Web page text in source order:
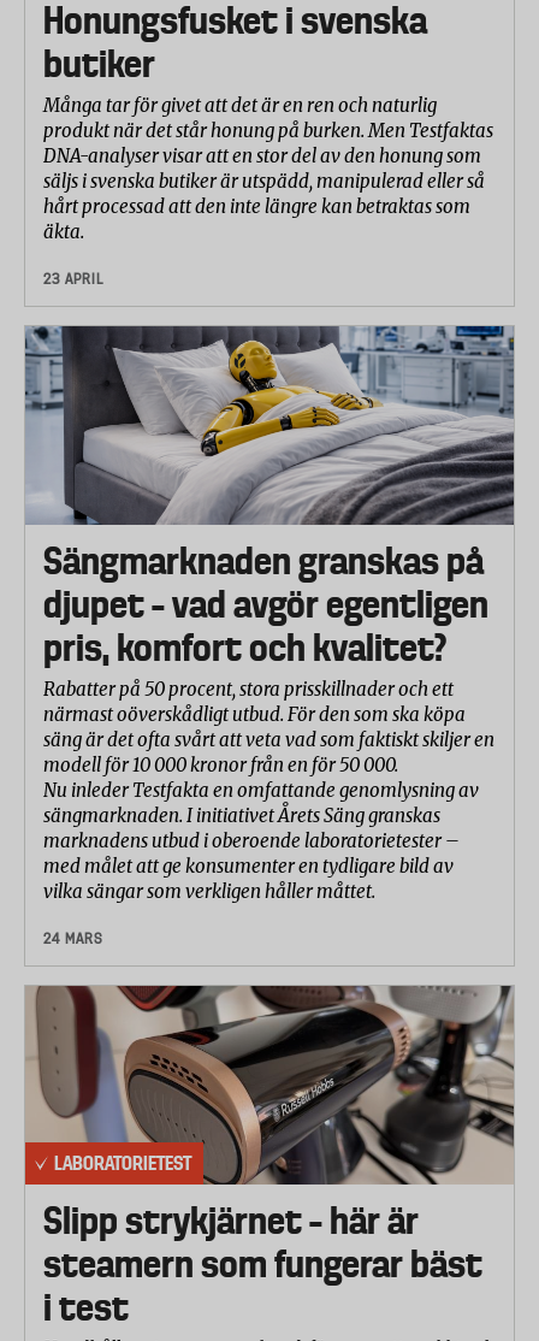
Honungsfusket i svenska
butiker
Många tar för givet att det är en ren och naturlig
produkt när det står honung på burken. Men Testfaktas
DNA-analyser visar att en stor del av den honung som
säljs i svenska butiker är utspädd, manipulerad eller så
hårt processad att den inte längre kan betraktas som
äkta.
23 APRIL
Sängmarknaden granskas på
djupet – vad avgör egentligen
pris, komfort och kvalitet?
Rabatter på 50 procent, stora prisskillnader och ett
närmast oöverskådligt utbud. För den som ska köpa
säng är det ofta svårt att veta vad som faktiskt skiljer en
modell för 10 000 kronor från en för 50 000.
Nu inleder Testfakta en omfattande genomlysning av
sängmarknaden. I initiativet Årets Säng granskas
marknadens utbud i oberoende laboratorietester –
med målet att ge konsumenter en tydligare bild av
vilka sängar som verkligen håller måttet.
24 MARS
LABORATORIETEST
Slipp strykjärnet – här är
steamern som fungerar bäst
i test